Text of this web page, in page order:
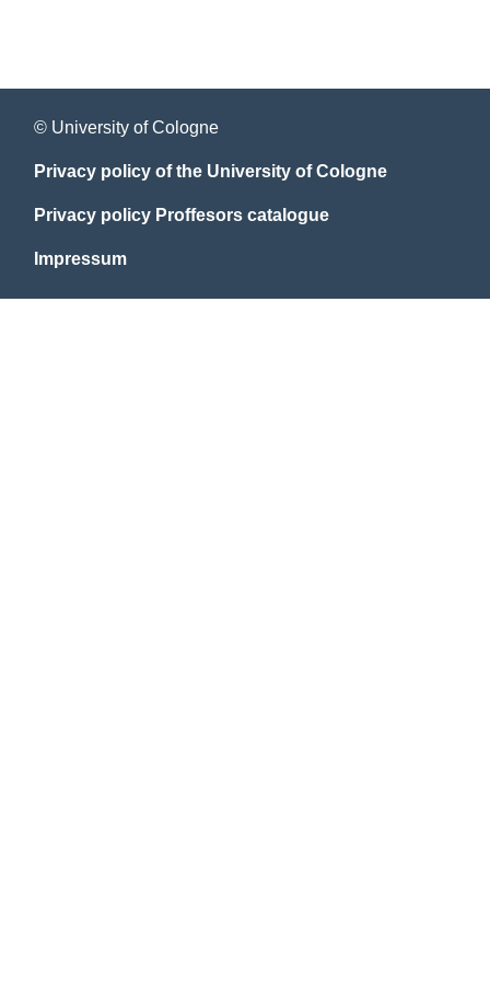
© University of Cologne
Privacy policy of the University of Cologne
Privacy policy Proffesors catalogue
Impressum